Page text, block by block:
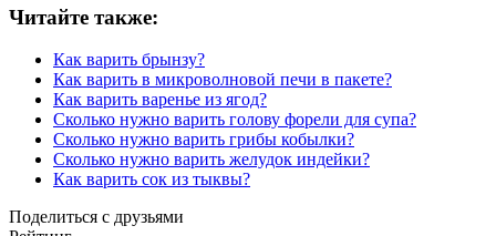
Читайте также:
Как варить брынзу?
Как варить в микроволновой печи в пакете?
Как варить варенье из ягод?
Сколько нужно варить голову форели для супа?
Сколько нужно варить грибы кобылки?
Сколько нужно варить желудок индейки?
Как варить сок из тыквы?
Поделиться с друзьями